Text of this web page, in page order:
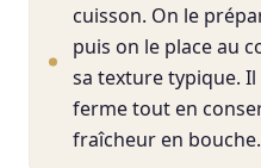
cuisson. On le
puis on le place au
sa texture typique.
ferme tout en
fraîcheur en bouche.